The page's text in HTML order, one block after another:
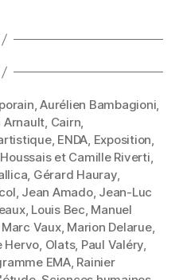
,Aurélien Bambagioni,
Arnault, Cairn,
, ENDA, Exposition,
et Camille Riverti,
, Gérard Hauray,
, Jean Amado, Jean-Luc
, Louis Bec, Manuel
Marc Vaux, Marion Delarue,
Hervo, Olats, Paul Valéry,
EMA, Rainier